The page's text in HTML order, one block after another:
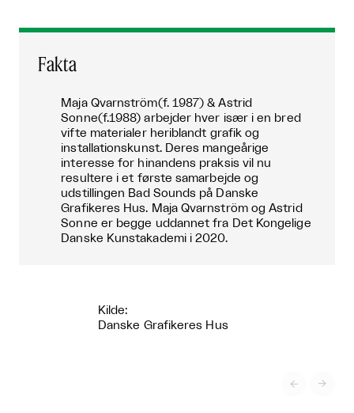
Fakta
Maja Qvarnström(f. 1987) & Astrid
Sonne(f.1988) arbejder hver især i en bred
vifte materialer heriblandt grafik og
installationskunst. Deres mangeårige
interesse for hinandens praksis vil nu
resultere i et første samarbejde og
udstillingen Bad Sounds på Danske
Grafikeres Hus. Maja Qvarnström og Astrid
Sonne er begge uddannet fra Det Kongelige
Danske Kunstakademi i 2020.
Kilde:
Danske Grafikeres Hus
 